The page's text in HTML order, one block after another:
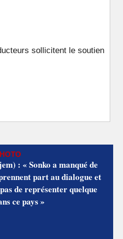
sollicitent le soutien
: « Sonko a manqué de
part au dialogue et
de représenter quelque
ce pays »